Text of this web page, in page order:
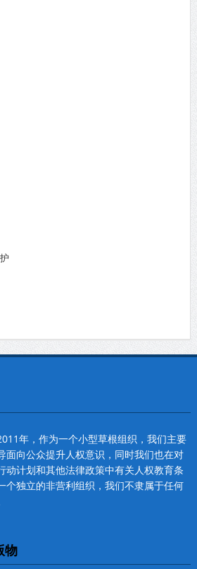
年，作为一个小型草根组织，我们主要
面向公众提升人权意识，同时我们也在对
动计划和其他法律政策中有关人权教育条
个独立的非营利组织，我们不隶属于任何
物